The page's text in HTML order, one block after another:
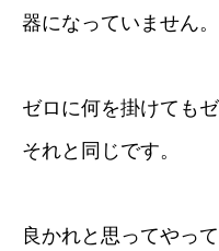
器になっていません。
ゼロに何を掛けてもゼ
それと同じです。
良かれと思ってやっ